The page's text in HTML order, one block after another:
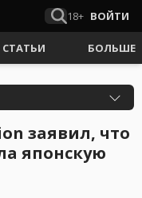
18+ ВОЙТИ
СТАТЬИ БОЛЬШЕ
заявил, что
японскую